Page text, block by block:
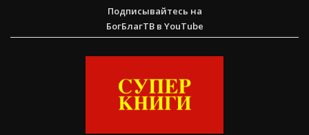
Подписывайтесь на
БогБлагТВ в YouTube